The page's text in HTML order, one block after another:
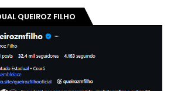
QUEIROZ FILHO